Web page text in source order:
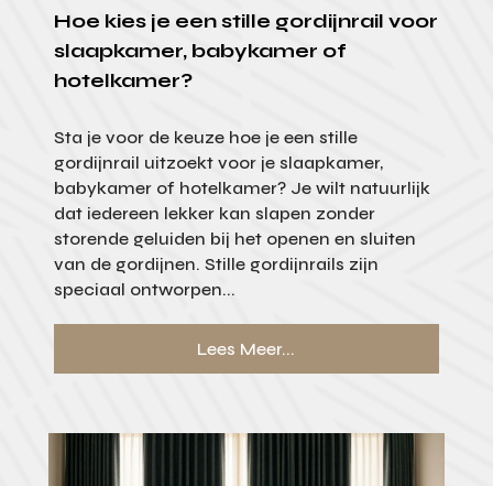
Hoe kies je een stille gordijnrail voor
slaapkamer, babykamer of
hotelkamer?
Sta je voor de keuze hoe je een stille
gordijnrail uitzoekt voor je slaapkamer,
babykamer of hotelkamer? Je wilt natuurlijk
dat iedereen lekker kan slapen zonder
storende geluiden bij het openen en sluiten
van de gordijnen. Stille gordijnrails zijn
speciaal ontworpen...
Lees Meer...